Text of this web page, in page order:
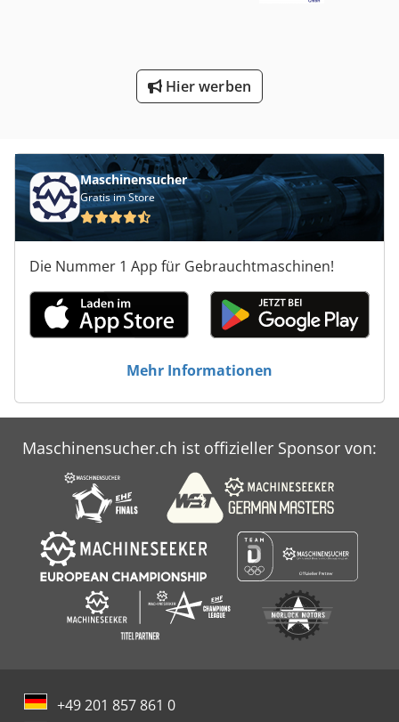
Hier werben
Maschinensucher
Gratis im Store
Die Nummer 1 App für Gebrauchtmaschinen!
Mehr Informationen
Maschinensucher.ch ist offizieller Sponsor von:
+49 201 857 861 0